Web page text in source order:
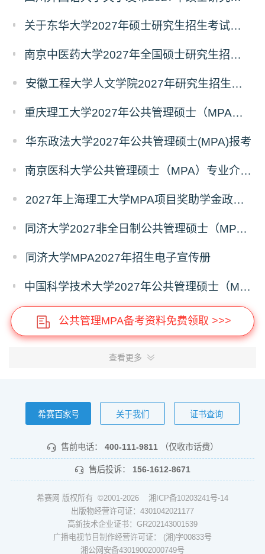
关于东华大学2027年硕士研究生招生考试（初试）招生目录拟调整公告（一）
南京中医药大学2027年全国硕士研究生招生考试初试自命题科目考试内容及参考书目
安徽工程大学人文学院2027年研究生招生简章
重庆理工大学2027年公共管理硕士（MPA）专业学位研究生（双证）报考
华东政法大学2027年公共管理硕士(MPA)报考
南京医科大学公共管理硕士（MPA）专业介绍（2027年）
2027年上海理工大学MPA项目奖助学金政策发布
同济大学2027非全日制公共管理硕士（MPA）奖学金方案
同济大学MPA2027年招生电子宣传册
中国科学技术大学2027年公共管理硕士（MPA）专业学位研究生招生通知
公共管理MPA备考资料免费领取 >>>
查看更多
希赛百家号 关于我们 证书查询
售前电话： 400-111-9811 （仅收市话费）
售后投诉： 156-1612-8671
希赛网 版权所有 ©2001-2026 湘ICP备10203241号-14
出版物经营许可证：4301042021177
高新技术企业证书：GR202143001539
广播电视节目制作经营许可证： (湘)字00833号
湘公网安备43019002000749号